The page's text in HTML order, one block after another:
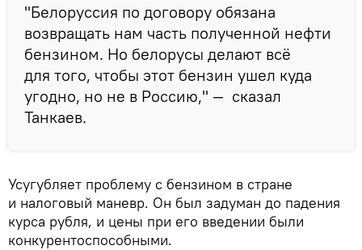
"Белоруссия по договору обязана
возвращать нам часть полученной нефти
бензином. Но белорусы делают всё
для того, чтобы этот бензин ушел куда
угодно, но не в Россию," — сказал
Танкаев.
Усугубляет проблему с бензином в стране
и налоговый маневр. Он был задуман до падения
курса рубля, и цены при его введении были
конкурентоспособными.